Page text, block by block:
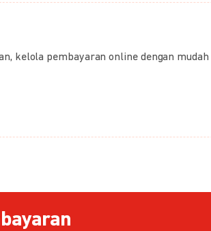
kelola pembayaran online dengan mudah